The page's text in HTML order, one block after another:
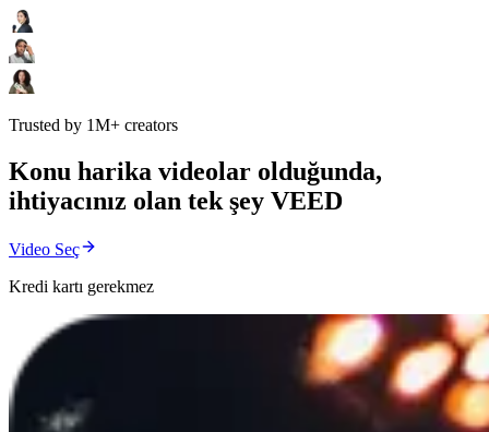
Trusted by 1M+ creators
Konu harika videolar olduğunda,
ihtiyacınız olan tek şey VEED
Video Seç
Kredi kartı gerekmez